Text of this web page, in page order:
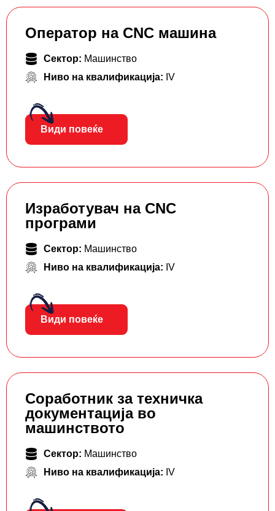
Оператор на CNC машина
Сектор: Машинство
Ниво на квалификација: IV
Види повеќе
Изработувач на CNC
програми
Сектор: Машинство
Ниво на квалификација: IV
Види повеќе
Соработник за техничка
документација во
машинството
Сектор: Машинство
Ниво на квалификација: IV